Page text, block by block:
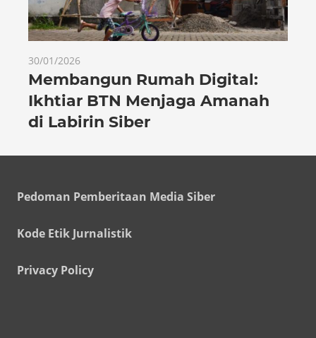
30/01/2026
Membangun Rumah Digital:
Ikhtiar BTN Menjaga Amanah
di Labirin Siber
Pedoman Pemberitaan Media Siber
Kode Etik Jurnalistik
Privacy Policy